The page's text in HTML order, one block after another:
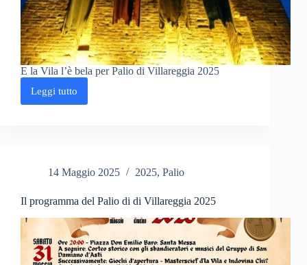
E la Vila l’è bela per Palio di Villareggia 2025
Leggi tutto
E
la
di
2025
14 Maggio 2025 2025, Palio
Il programma del Palio di di Villareggia 2025